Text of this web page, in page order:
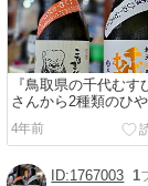
『鳥取県の千代むす
さんから2種類のひ
しが登場』
4年前
1767003 1